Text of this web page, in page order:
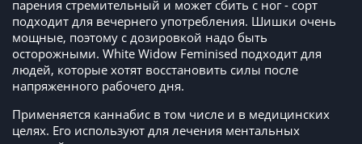
парения стремительный и может сбить с ног - сорт
подходит для вечернего употребления. Шишки очень
мощные, поэтому с дозировкой надо быть
осторожными. White Widow Feminised подходит для
людей, которые хотят восстановить силы после
напряженного рабочего дня.
Применяется каннабис в том числе и в медицинских
целях. Его используют для лечения ментальных